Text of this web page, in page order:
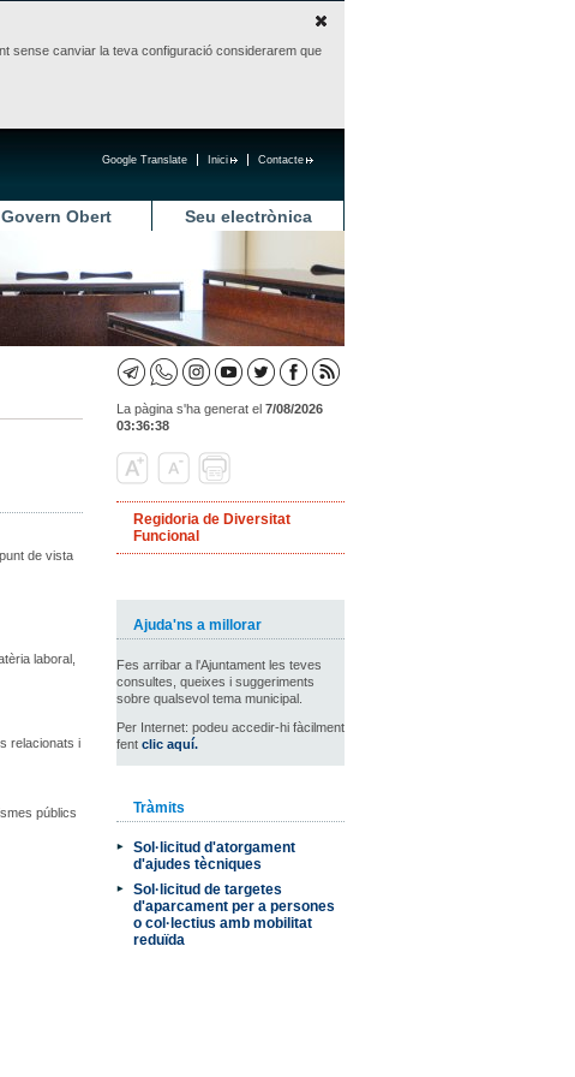
sense canviar la teva configuració considerarem que
Contacte
Inici
Google Translate
Govern Obert Seu electrònica
La pàgina s'ha generat el 7/08/2026
03:36:38
de vista
laboral,
relacionats i
públics
Regidoria de Diversitat
Funcional
Ajuda'ns a millorar
Fes arribar a l'Ajuntament les teves
consultes, queixes i suggeriments
sobre qualsevol tema municipal.
Per Internet: podeu accedir-hi fàcilment
fent clic aquí.
Tràmits
Sol·licitud d'atorgament
d'ajudes tècniques
Sol·licitud de targetes
d'aparcament per a persones
o col·lectius amb mobilitat
reduïda